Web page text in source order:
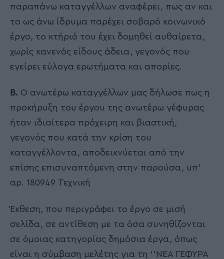
παραπάνω καταγγέλλων αναφέρει, πως αν και
το ως άνω ίδρυμα παρέχει σοβαρό κοινωνικό
έργο, το κτήριό του έχει δομηθεί αυθαίρετα,
χωρίς κανενός είδους άδεια, γεγονός που
εγείρει εύλογα ερωτήματα και απορίες.
Β. Ο ανωτέρω καταγγέλλων μας δήλωσε πως η
προκήρυξη του έργου της ανωτέρω γέφυρας
ήταν ιδιαίτερα πρόχειρη και βιαστική,
γεγονός που κατά την κρίση του
καταγγέλλοντα, αποδεικνύεται από την
επίσης επισυναπτόμενη στην παρούσα, υπ’
αρ. 180949 Τεχνική
Έκθεση, που περιγράφει το έργο σε μισή
σελίδα, σε αντίθεση με τα όσα συνηθίζονται
σε όμοιας κατηγορίας δημόσια έργα, όπως
είναι η σύμβαση μελέτης για τη ‘’ΝΕΑ ΓΕΦΥΡΑ